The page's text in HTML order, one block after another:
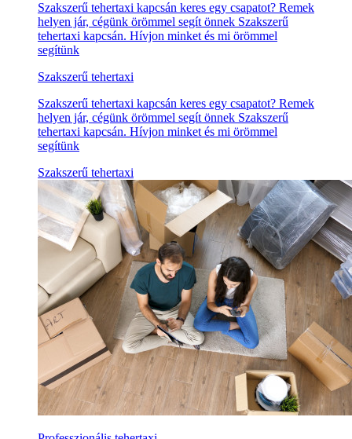
Szakszerű tehertaxi kapcsán keres egy csapatot? Remek
helyen jár, cégünk örömmel segít önnek Szakszerű
tehertaxi kapcsán. Hívjon minket és mi örömmel
segítünk
Szakszerű tehertaxi
Szakszerű tehertaxi kapcsán keres egy csapatot? Remek
helyen jár, cégünk örömmel segít önnek Szakszerű
tehertaxi kapcsán. Hívjon minket és mi örömmel
segítünk
Szakszerű tehertaxi